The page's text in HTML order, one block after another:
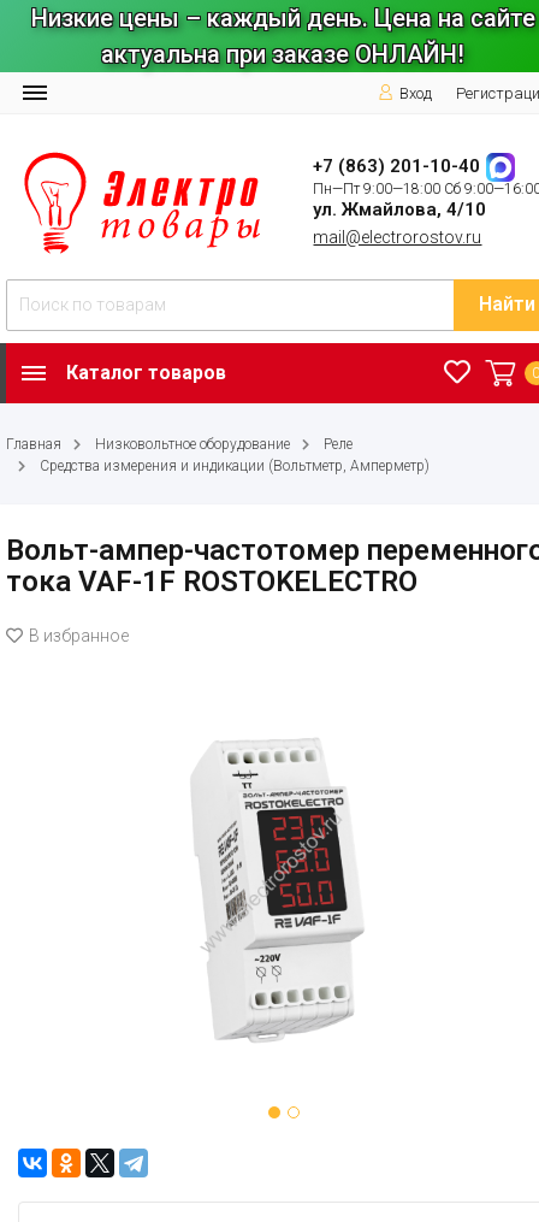
Низкие цены – каждый день. Цена на сайте
актуальна при заказе ОНЛАЙН!
Вход
+7 (863) 201-10-40
Пн—Пт 9:00—18:00 Сб
ул. Жмайлова, 4/10
mail@electrorostov.ru
Найти
Каталог товаров
Главная Низковольтное оборудование
Реле
Средства измерения и индикации (Вольтметр, Амперметр)
Вольт-ампер-частотомер
тока VAF-1F ROSTOKELECTRO
В избранное